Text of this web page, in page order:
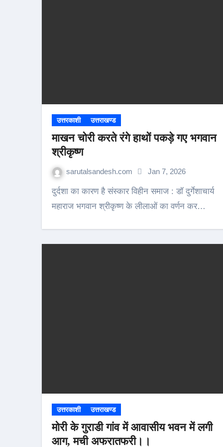
उत्तरकाशी उत्तराखण्ड
माखन चोरी करते रंगे हाथों पकड़े गए भगवान
श्रीकृष्ण
sarutalsandesh.com Jan 7, 2026
दुर्दशा का कारण है संस्कार विहीन समाज : डॉ दुर्गेशाचार्य
महाराज भगवान श्रीकृष्ण के लीलाओं का वर्णन कर…
उत्तरकाशी उत्तराखण्ड
मोरी के गुराडी गांव में आवासीय भवन में लगी
आग, मची अफरातफरी।।
हरुंता बुग्याल में
अभिषेक कर